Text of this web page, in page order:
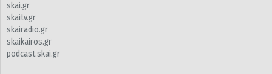
skai.gr
skaitv.gr
skairadio.gr
skaikairos.gr
podcast.skai.gr